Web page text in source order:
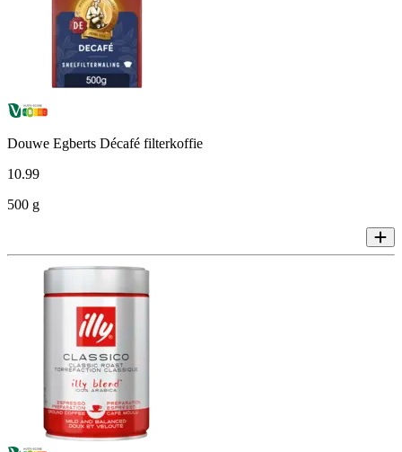
Douwe Egberts Décafé filterkoffie
10.99
500 g